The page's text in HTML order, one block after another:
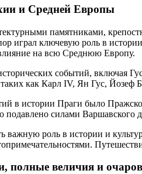
и Средней Европы
памятниками,
играл ключевую роль в
на всю Среднюю Европу.
событий,
как Карл IV, Ян Гус, Йозеф
в истории Праги было
подавлено силами Варшавского
важную роль в истории и
полные величия и